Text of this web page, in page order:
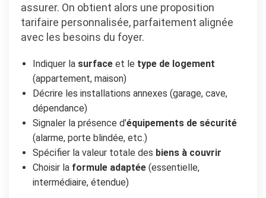
assurer. On obtient alors une proposition
tarifaire personnalisée, parfaitement alignée
avec les besoins du foyer.
Indiquer la surface et le type de logement
(appartement, maison)
Décrire les installations annexes (garage, cave,
dépendance)
Signaler la présence d’équipements de sécurité
(alarme, porte blindée, etc.)
Spécifier la valeur totale des biens à couvrir
Choisir la formule adaptée (essentielle,
intermédiaire, étendue)